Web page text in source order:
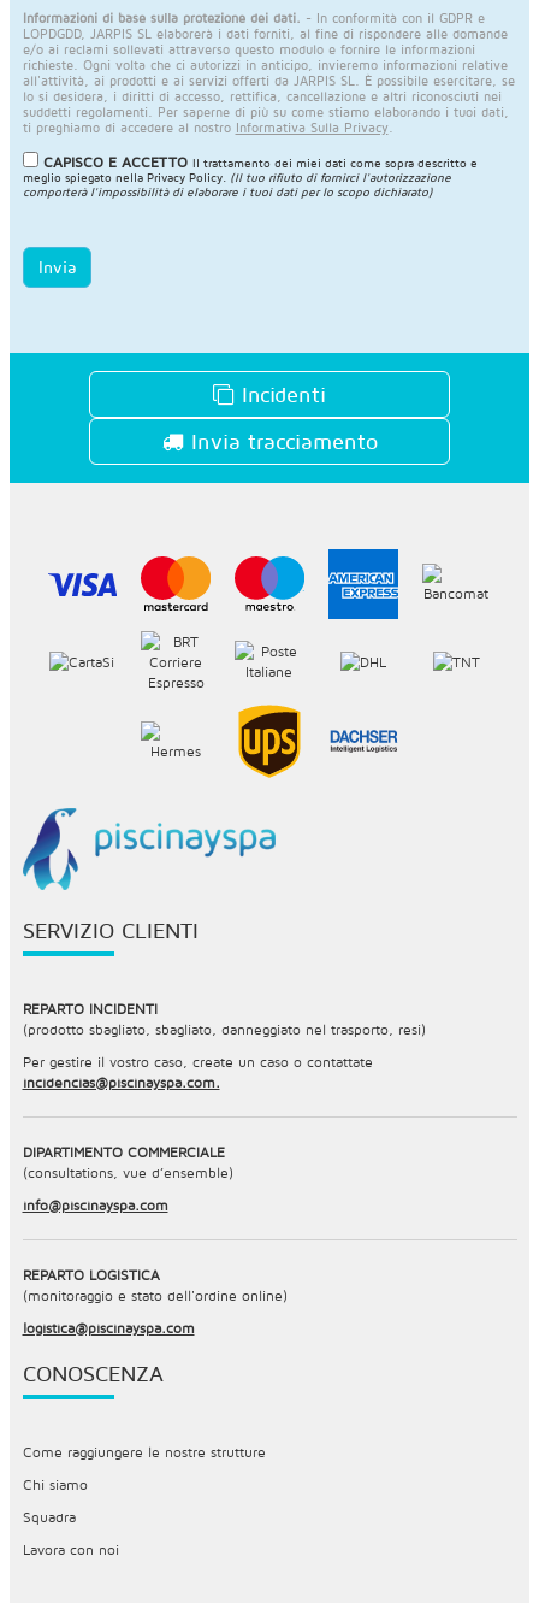
Informazioni di base sulla protezione dei dati.
- In conformità con il GDPR e
LOPDGDD, JARPIS SL elaborerà i dati forniti, al fine di rispondere alle domande
e/o ai reclami sollevati attraverso questo modulo e fornire le informazioni
richieste. Ogni volta che ci autorizzi in anticipo, invieremo informazioni relative
all'attività, ai prodotti e ai servizi offerti da JARPIS SL. È possibile esercitare, se
lo si desidera, i diritti di accesso, rettifica, cancellazione e altri riconosciuti nei
suddetti regolamenti. Per saperne di più su come stiamo elaborando i tuoi dati,
ti preghiamo di accedere al nostro Informativa Sulla Privacy
CAPISCO E ACCETTO Il trattamento dei miei dati come sopra descritto e
meglio spiegato nella Privacy Policy. (Il tuo rifiuto di fornirci l'autorizzazione
comporterà l'impossibilità di elaborare i tuoi dati per lo scopo dichiarato)
Invia
Incidenti
Invia tracciamento
SERVIZIO CLIENTI
REPARTO INCIDENTI
(prodotto sbagliato, sbagliato, danneggiato nel trasporto, resi)
Per gestire il vostro caso, create un caso o contattate
incidencias@piscinayspa.com.
DIPARTIMENTO COMMERCIALE
(consultations, vue d’ensemble)
info@piscinayspa.com
REPARTO LOGISTICA
(monitoraggio e stato dell'ordine online)
logistica@piscinayspa.com
CONOSCENZA
Come raggiungere le nostre strutture
Chi siamo
Squadra
Lavora con noi